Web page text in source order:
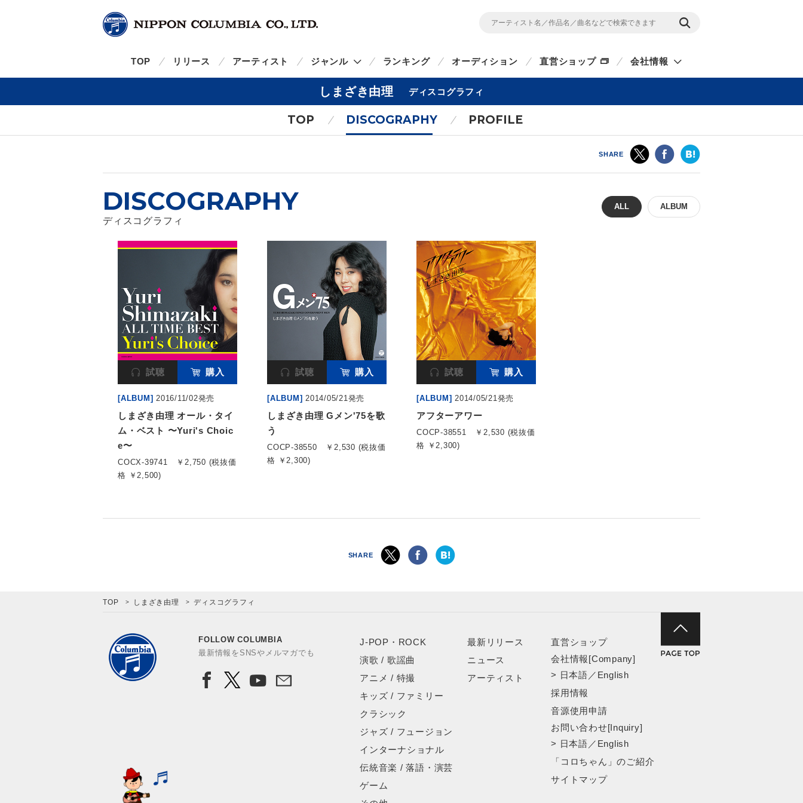
TOP リリース アーティスト ジャンル ランキング オーディション 直営ショップ 会社情報
しまざき由理 ディスコグラフィ
TOP DISCOGRAPHY PROFILE
SHARE
DISCOGRAPHY
ディスコグラフィ
ALL ALBUM
試聴 購入
[ALBUM] 2016/11/02発売
しまざき由理 オール・タイ
ム・ベスト 〜Yuri's Choic
e〜
COCX-39741
￥2,750 (税抜価
格 ￥2,500)
試聴 購入
[ALBUM] 2014/05/21発売
しまざき由理 Gメン'75を歌
う
COCP-38550
￥2,530 (税抜価
格 ￥2,300)
試聴 購入
[ALBUM] 2014/05/21発売
アフターアワー
COCP-38551
￥2,530 (税抜価
格 ￥2,300)
SHARE
TOP しまざき由理 ディスコグラフィ
FOLLOW COLUMBIA
最新情報をSNSやメルマガでも
J-POP・ROCK
演歌 / 歌謡曲
アニメ / 特撮
キッズ / ファミリー
クラシック
ジャズ / フュージョン
インターナショナル
伝統音楽 / 落語・演芸
ゲーム
最新リリース
ニュース
アーティスト
直営ショップ
会社情報[Company]
> 日本語 ／ English
採用情報
音源使用申請
お問い合わせ[Inquiry]
> 日本語 ／ English
「コロちゃん」のご紹介
サイトマップ